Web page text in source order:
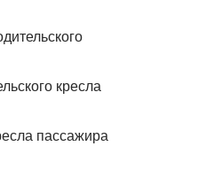
кресла
пассажира